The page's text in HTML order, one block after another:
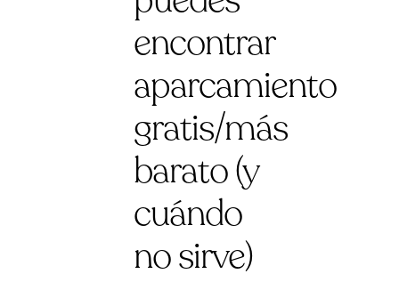
encontrar
aparcamiento
gratis/más
barato (y
cuándo
no sirve)